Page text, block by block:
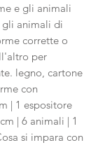
e gli animali
gli animali di
corrette o
per
legno, cartone
con
| 1 espositore
| 6 animali | 1
si impara con